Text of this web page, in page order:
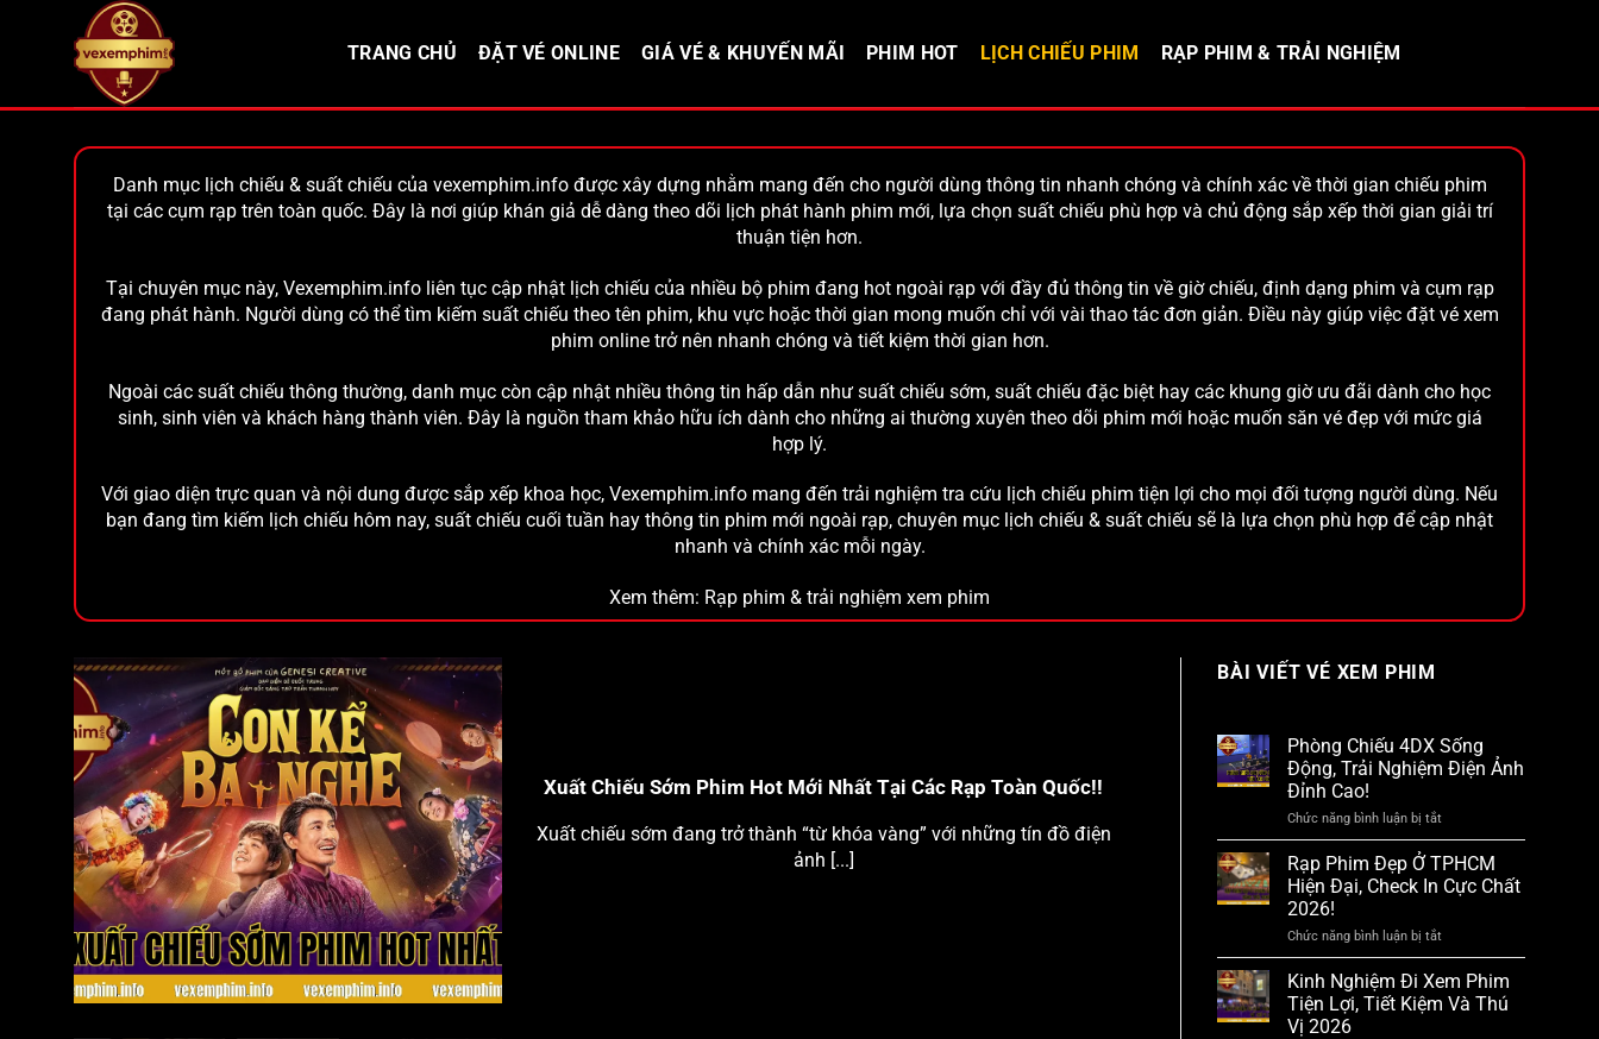
dung
TRANG CHỦ ĐẶT VÉ ONLINE GIÁ VÉ & KHUYẾN MÃI PHIM HOT LỊCH CHIẾU PHIM RẠP PHIM & TRẢI NGHIỆM
Danh mục lịch chiếu & suất chiếu của vexemphim.info được xây dựng nhằm mang đến cho người dùng thông tin nhanh chóng và chính xác về thời gian chiếu phim
tại các cụm rạp trên toàn quốc. Đây là nơi giúp khán giả dễ dàng theo dõi lịch phát hành phim mới, lựa chọn suất chiếu phù hợp và chủ động sắp xếp thời gian giải trí
thuận tiện hơn.
Tại chuyên mục này, Vexemphim.info liên tục cập nhật lịch chiếu của nhiều bộ phim đang hot ngoài rạp với đầy đủ thông tin về giờ chiếu, định dạng phim và cụm rạp
đang phát hành. Người dùng có thể tìm kiếm suất chiếu theo tên phim, khu vực hoặc thời gian mong muốn chỉ với vài thao tác đơn giản. Điều này giúp việc đặt vé xem
phim online trở nên nhanh chóng và tiết kiệm thời gian hơn.
Ngoài các suất chiếu thông thường, danh mục còn cập nhật nhiều thông tin hấp dẫn như suất chiếu sớm, suất chiếu đặc biệt hay các khung giờ ưu đãi dành cho học
sinh, sinh viên và khách hàng thành viên. Đây là nguồn tham khảo hữu ích dành cho những ai thường xuyên theo dõi phim mới hoặc muốn săn vé đẹp với mức giá
hợp lý.
Với giao diện trực quan và nội dung được sắp xếp khoa học, Vexemphim.info mang đến trải nghiệm tra cứu lịch chiếu phim tiện lợi cho mọi đối tượng người dùng. Nếu
bạn đang tìm kiếm lịch chiếu hôm nay, suất chiếu cuối tuần hay thông tin phim mới ngoài rạp, chuyên mục lịch chiếu & suất chiếu sẽ là lựa chọn phù hợp để cập nhật
nhanh và chính xác mỗi ngày.
Xem thêm: Rạp phim & trải nghiệm xem phim
Xuất chiếu sớm phim hot nhất
Xuất Chiếu Sớm Phim Hot Mới Nhất Tại Các Rạp Toàn Quốc!!
Xuất chiếu sớm đang trở thành “từ khóa vàng” với những tín đồ điện
ảnh [...]
BÀI VIẾT VÉ XEM PHIM
Phòng Chiếu 4DX Sống
Động, Trải Nghiệm Điện Ảnh
Đỉnh Cao!
Chức năng bình luận bị tắt
Chiếu
4DX
Sống
Điện
Ảnh
Đỉnh
Cao!
Rạp Phim Đẹp Ở TPHCM
Hiện Đại, Check In Cực Chất
2026!
Chức năng bình luận bị tắt
Phim
Đẹp
Ở
Kinh Nghiệm Đi Xem Phim
Tiện Lợi, Tiết Kiệm Và Thú
Vị 2026